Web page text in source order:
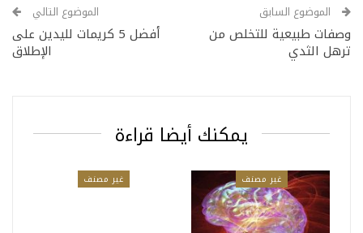
الموضوع السابق
وصفات طبيعية للتخلص من
ترهل الثدي
الموضوع التالي
أفضل 5 كريمات لليدين على
الإطلاق
يمكنك أيضا قراءة
غير مصنف غير مصنف